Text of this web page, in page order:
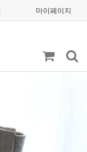
마이페이지